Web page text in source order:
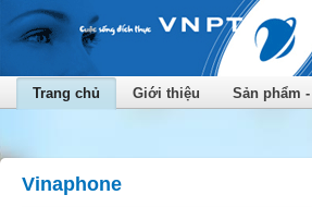
Trang chủ Giới thiệu Sản phẩm
Vinaphone